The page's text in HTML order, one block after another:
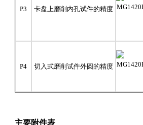
P3 卡盘上磨削内孔试件的精度
P4 切入式磨削试件外圆的精度
主要附件表